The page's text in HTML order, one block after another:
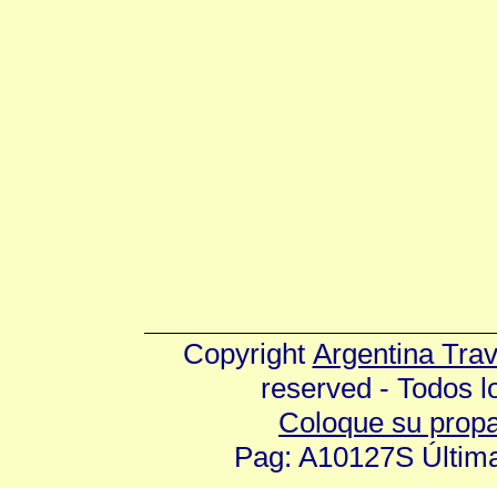
Copyright Argentina
reserved - Todos
Coloque su
Pag: A10127S